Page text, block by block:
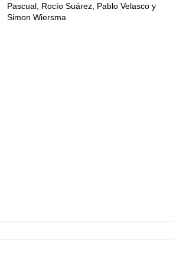
Pascual, Rocío Suárez, Pablo Velasco y
Simon Wiersma